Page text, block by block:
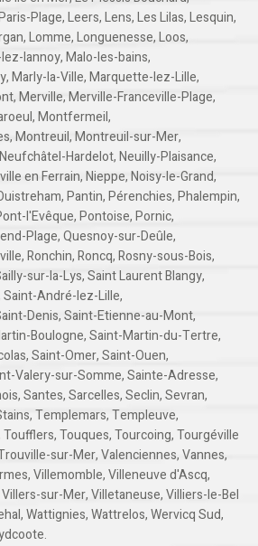
Plage,Leers,Lens,Les Lilas,Lesquin,
,Lomme,Longuenesse,Loos,
lannoy,Malo-les-bains,
,Marly-la-Ville,Marquette-lez-Lille,
,Merville,Merville-Franceville-Plage,
,Montfermeil,
,Montreuil,Montreuil-sur-Mer,
Neufchâtel-Hardelot,Neuilly-Plaisance,
en Ferrain,Nieppe,Noisy-le-Grand,
,Pantin,Pérenchies,Phalempin,
l'Evêque,Pontoise,Pornic,
Plage,Quesnoy-sur-Deûle,
,Ronchin,Roncq,Rosny-sous-Bois,
sur-la-Lys,Saint Laurent Blangy,
Saint-André-lez-Lille,
Denis,Saint-Etienne-au-Mont,
Boulogne,Saint-Martin-du-Tertre,
,Saint-Omer,Saint-Ouen,
Valery-sur-Somme,Sainte-Adresse,
,Santes,Sarcelles,Seclin,Sevran,
,Templemars,Templeuve,
Toufflers,Touques,Tourcoing,Tourgéville
sur-Mer,Valenciennes,Vannes,
,Villemomble,Villeneuve d'Ascq,
Villers-sur-Mer,Villetaneuse,Villiers-le-Bel
,Wattignies,Wattrelos,Wervicq Sud,
.